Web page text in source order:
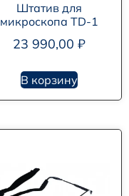
Штатив для
микроскопа TD-1
23 990,00 ₽
В корзину